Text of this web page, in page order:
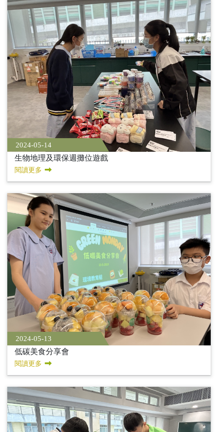
2024-05-14
生物地理及環保週攤位遊戲
閱讀更多
2024-05-13
低碳美食分享會
閱讀更多